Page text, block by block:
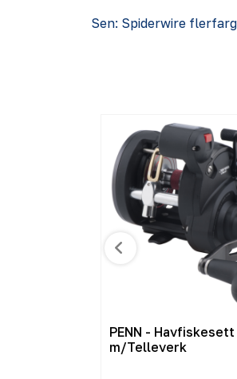
Sen: Spiderwire
PENN - Havfiskesett
m/Telleverk